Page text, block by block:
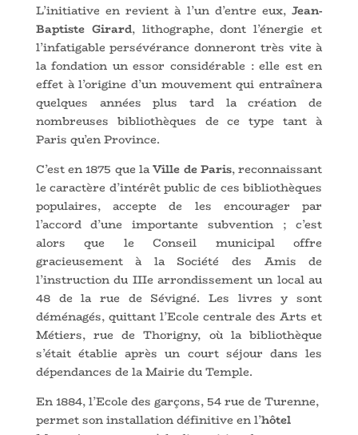
L’initiative en revient à l’un d’entre eux,Jean-
Baptiste Girard, lithographe, dont l’énergie et
l’infatigable persévérance donneront très vite à
la fondation un essor considérable : elle est en
effet à l’origine d’un mouvement qui entraînera
quelques années plus tard la création de
nombreuses bibliothèques de ce type tant à
Paris qu’en Province.
C’est en 1875 que laVille de Paris, reconnaissant
le caractère d’intérêt public de ces bibliothèques
populaires, accepte de les encourager par
l’accord d’une importante subvention ; c’est
alors que le Conseil municipal offre
gracieusement à la Société des Amis de
l’instruction du IIIe arrondissement un local au
48 de la rue de Sévigné. Les livres y sont
déménagés, quittant l’Ecole centrale des Arts et
Métiers, rue de Thorigny, où la bibliothèque
s’était établie après un court séjour dans les
dépendances de la Mairie du Temple.
En 1884, l’Ecole des garçons, 54 rue de Turenne,
permet son installation définitive en l’hôtel